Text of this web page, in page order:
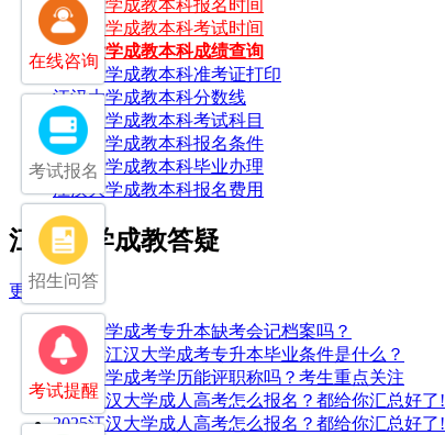
江汉大学成教本科报名时间
江汉大学成教本科考试时间
江汉大学成教本科成绩查询
江汉大学成教本科准考证打印
江汉大学成教本科分数线
江汉大学成教本科考试科目
江汉大学成教本科报名条件
江汉大学成教本科毕业办理
江汉大学成教本科报名费用
江汉大学成教答疑
更多>>
江汉大学成考专升本缺考会记档案吗？
2025年江汉大学成考专升本毕业条件是什么？
江汉大学成考学历能评职称吗？考生重点关注
2025江汉大学成人高考怎么报名？都给你汇总好了!
2025江汉大学成人高考怎么报名？都给你汇总好了!
在线咨询
考试报名
招生问答
考试提醒